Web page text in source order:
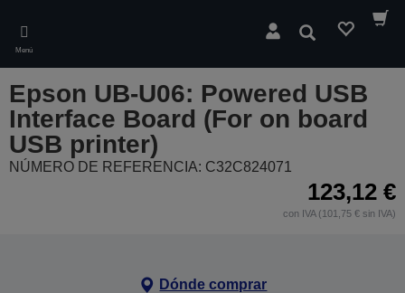
main
content
Menú
Buscar
Epson UB-U06: Powered USB
Interface Board (For on board
USB printer)
NÚMERO DE REFERENCIA: C32C824071
123,12 €
con IVA (101,75 € sin IVA)
Dónde comprar